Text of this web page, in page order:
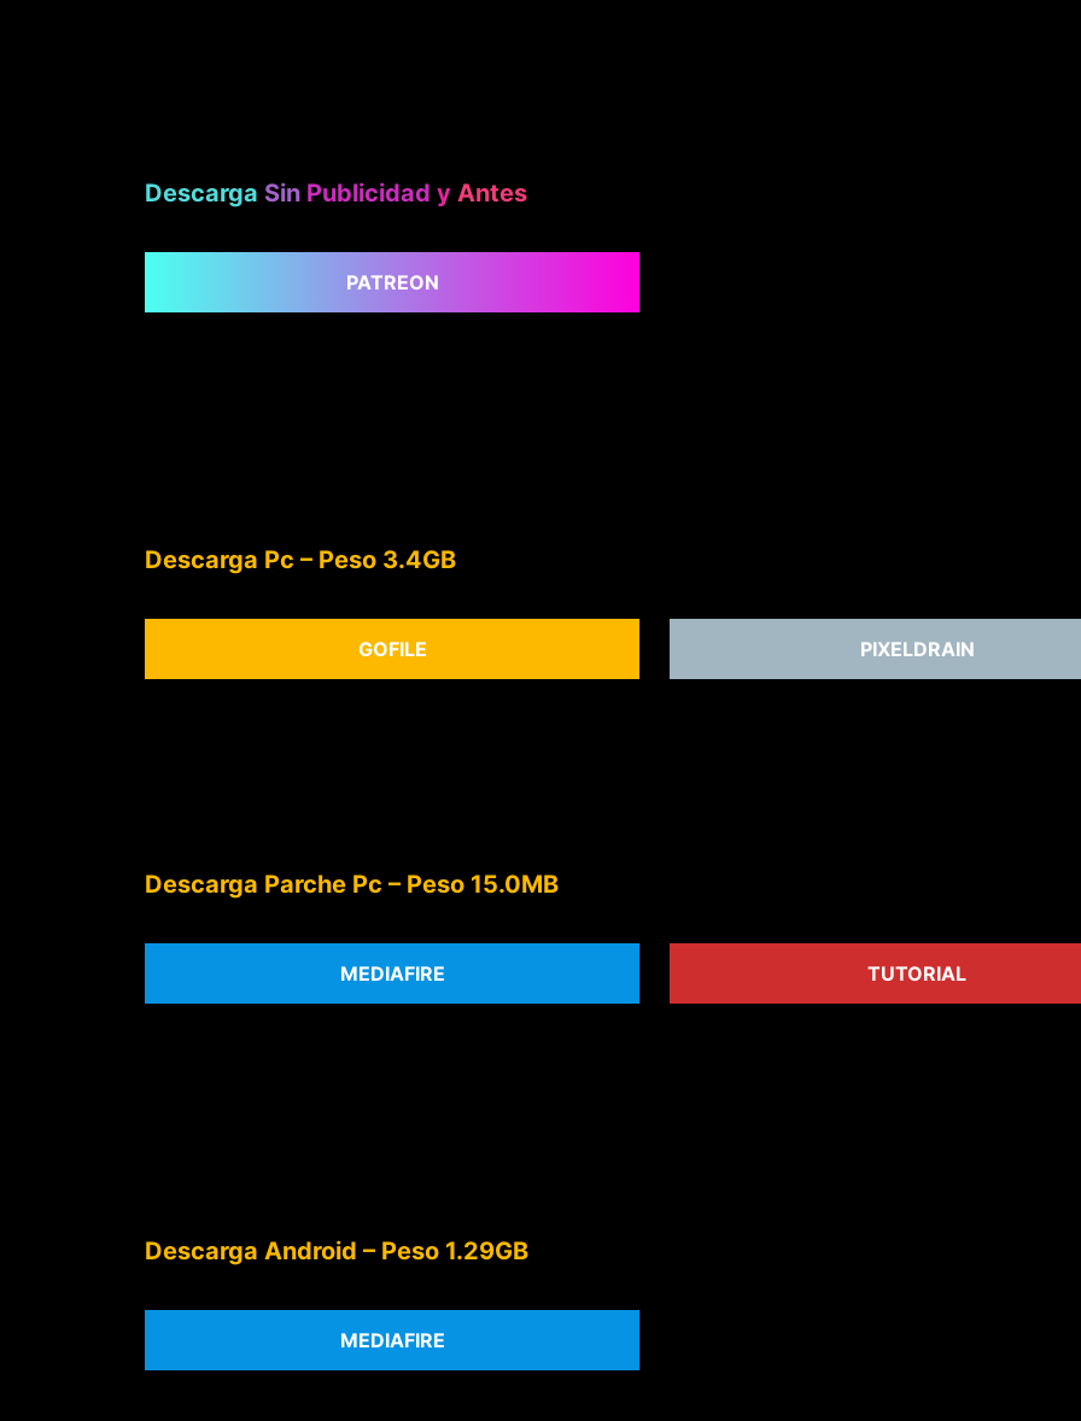
Descarga Sin Publicidad y Antes
PATREON
Descarga Pc – Peso 3.4GB
GOFILE PIXELDRAIN
Descarga Parche Pc – Peso 15.0MB
MEDIAFIRE TUTORIAL
Descarga Android – Peso 1.29GB
MEDIAFIRE